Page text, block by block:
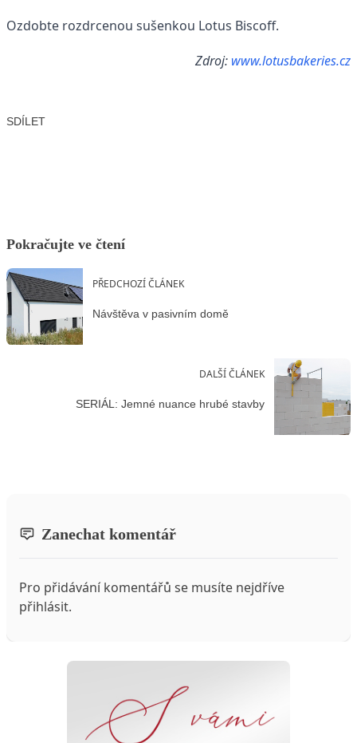
Ozdobte rozdrcenou sušenkou Lotus Biscoff.
Zdroj: www.lotusbakeries.cz
SDÍLET
Pokračujte ve čtení
PŘEDCHOZÍ ČLÁNEK
Návštěva v pasivním domě
DALŠÍ ČLÁNEK
SERIÁL: Jemné nuance hrubé stavby
Zanechat komentář
Pro přidávání komentářů se musíte nejdříve
přihlásit.